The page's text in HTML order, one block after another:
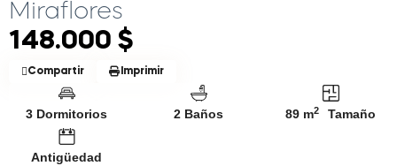
Miraflores
148.000 $
Compartir Imprimir
3 Dormitorios 2 Baños 89 m2 Tamaño
Antigüedad